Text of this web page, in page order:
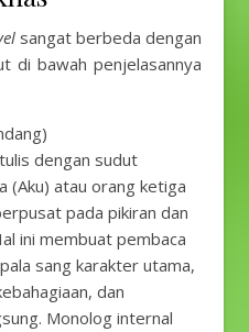
sangat berbeda dengan
di bawah penjelasannya
dengan sudut
(Aku) atau orang ketiga
pada pikiran dan
ini membuat pembaca
sang karakter utama,
dan
Monolog internal